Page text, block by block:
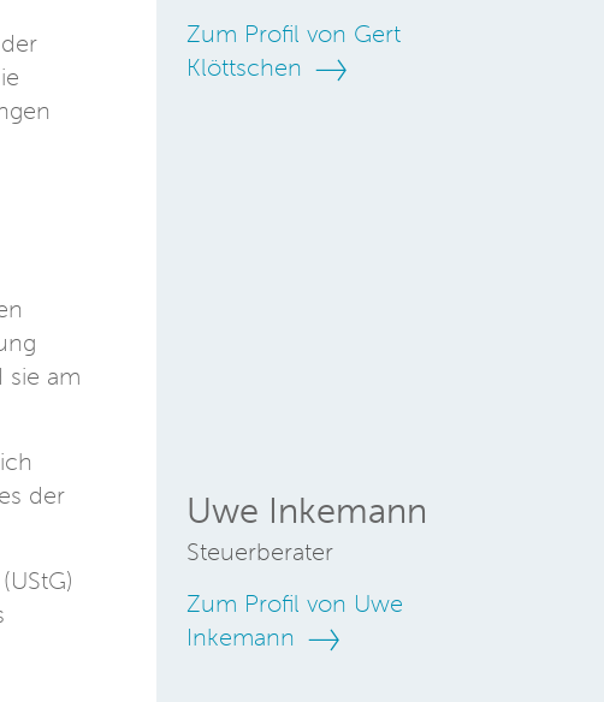
sie am
der
Zum Profil von Gert
Klöttschen
Uwe Inkemann
Steuerberater
Zum Profil von Uwe
Inkemann